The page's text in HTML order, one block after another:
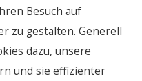
Besuch auf
zu gestalten. Generell
dazu, unsere
und sie effizienter